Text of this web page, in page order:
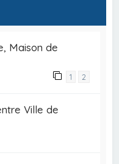
Maison de
1 2
Ville de